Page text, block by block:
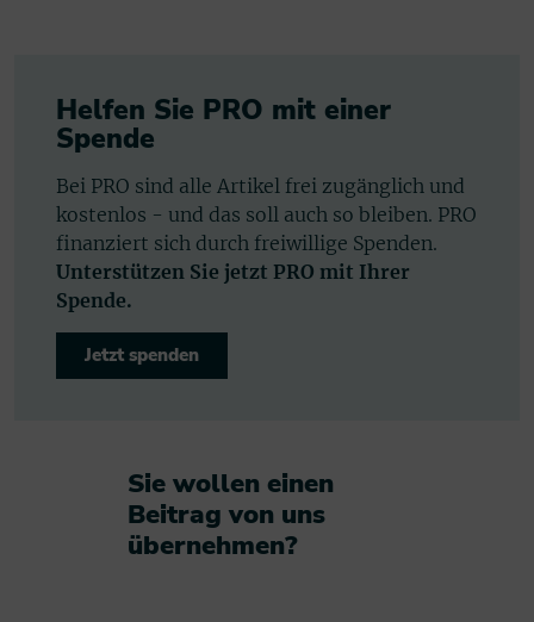
Helfen Sie PRO mit einer
Spende
Bei PRO sind alle Artikel frei zugänglich und
kostenlos - und das soll auch so bleiben. PRO
finanziert sich durch freiwillige Spenden.
Unterstützen Sie jetzt PRO mit Ihrer
Spende.
Jetzt spenden
Sie wollen einen
Beitrag von uns
übernehmen?​